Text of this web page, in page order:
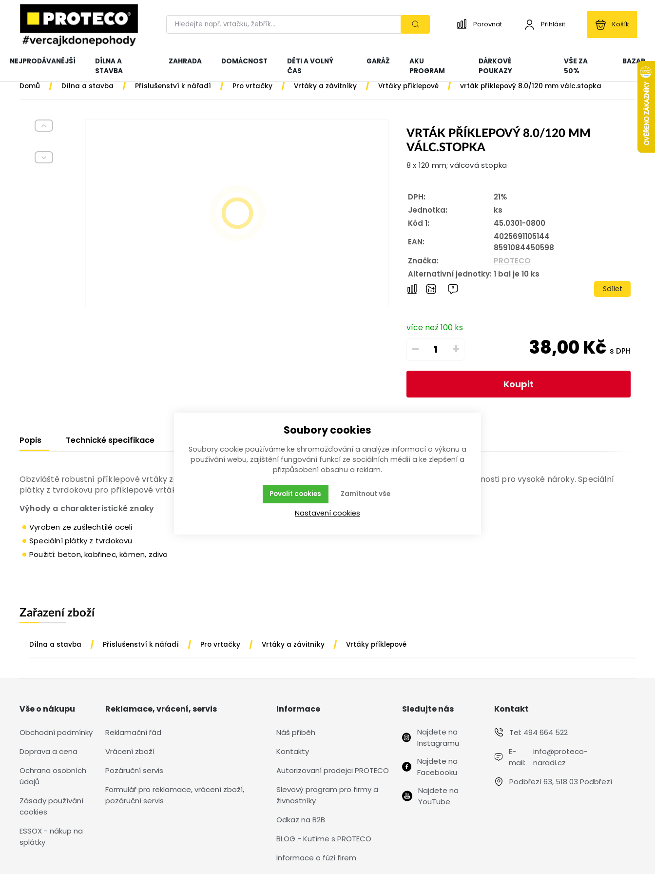
Porovnat Přihlásit Košík
NEJPRODÁVANĚJŠÍ
DÍLNA A
STAVBA
ZAHRADA DOMÁCNOST
DĚTI A VOLNÝ
ČAS
GARÁŽ
AKU
PROGRAM
DÁRKOVÉ
POUKAZY
VŠE ZA
50%
BAZAR
Domů / Dílna a stavba / Příslušenství k nářadí / Pro vrtačky / Vrtáky a závitníky / Vrtáky příklepové / vrták příklepový 8.0/120 mm válc.stopka
VRTÁK PŘÍKLEPOVÝ 8.0/120 MM
VÁLC.STOPKA
8 x 120 mm; válcová stopka
DPH:
21%
Jednotka:
ks
Kód 1:
45.0301-0800
EAN:
4025691105144
8591084450598
Značka:
PROTECO
Alternativní jednotky: 1 bal je 10 ks
Sdílet
více než 100 ks
– + 38,00Kč s DPH
Koupit
Popis Technické specifikace
Obzvláště robustní příklepové vrtáky ze zušlechtěné speciální oceli s vysokou houževnatostí a pružností. Dobré vlastnosti pro vysoké nároky. Speciální
plátky z tvrdokovu pro příklepové vrtáky, pájené speciální slitinou.
Výhody a charakteristické znaky
Vyroben ze zušlechtilé oceli
Speciální plátky z tvrdokovu
Použití: beton, kabřinec, kámen, zdivo
Zařazení zboží
Dílna a stavba / Příslušenství k nářadí / Pro vrtačky / Vrtáky a závitníky / Vrtáky příklepové
Vše o nákupu
Obchodní podmínky
Doprava a cena
Ochrana osobních
údajů
Zásady používání
cookies
ESSOX - nákup na
splátky
Reklamace, vrácení, servis
Reklamační řád
Vrácení zboží
Pozáruční servis
Formulář pro reklamace, vrácení zboží,
pozáruční servis
Informace
Náš příběh
Kontakty
Autorizovaní prodejci PROTECO
Slevový program pro firmy a
živnostníky
Odkaz na B2B
BLOG - Kutíme s PROTECO
Informace o fúzi firem
Sledujte nás
Najdete na
Instagramu
Najdete na
Facebooku
Najdete na
YouTube
Kontakt
Tel: 494 664 522
E-
mail:
info@proteco-
naradi.cz
Podbřezí 63, 518 03 Podbřezí
Soubory cookies
Soubory cookie používáme ke shromažďování a analýze informací o výkonu a
používání webu, zajištění fungování funkcí ze sociálních médií a ke zlepšení a
přizpůsobení obsahu a reklam.
Zamítnout vše
Povolit cookies
Nastavení cookies